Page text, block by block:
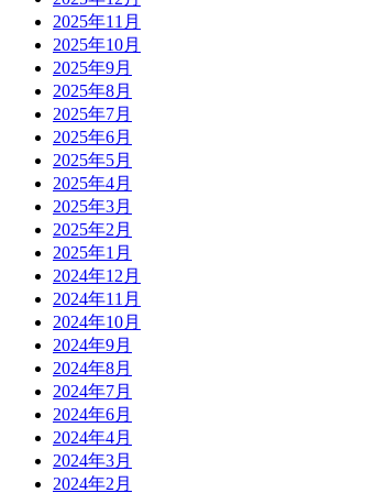
2025年11月
2025年10月
2025年9月
2025年8月
2025年7月
2025年6月
2025年5月
2025年4月
2025年3月
2025年2月
2025年1月
2024年12月
2024年11月
2024年10月
2024年9月
2024年8月
2024年7月
2024年6月
2024年4月
2024年3月
2024年2月